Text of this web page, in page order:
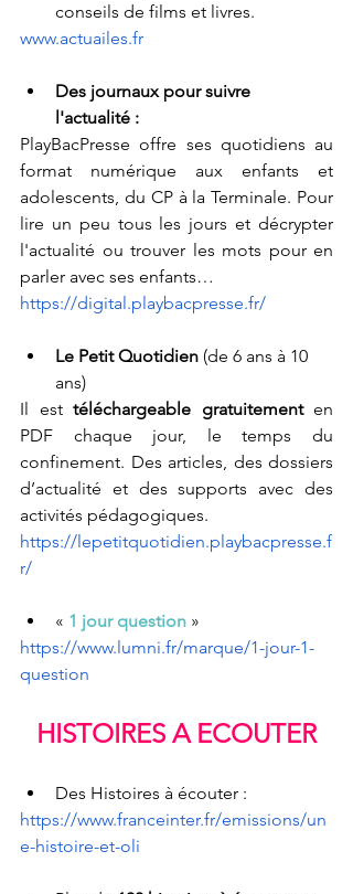
conseils de films et livres.
www.actuailes.fr
Des journaux pour suivre
l'actualité :
PlayBacPresse offre ses quotidiens au
format numérique aux enfants et
adolescents, du CP à la Terminale. Pour
lire un peu tous les jours et décrypter
l'actualité ou trouver les mots pour en
parler avec ses enfants…
https://digital.playbacpresse.fr/
Le Petit Quotidien (de 6 ans à 10
ans)
Il est téléchargeable gratuitement en
PDF chaque jour, le temps du
confinement. Des articles, des dossiers
d’actualité et des supports avec des
activités pédagogiques.
https://lepetitquotidien.playbacpresse.f
r/
« 1 jour question »
https://www.lumni.fr/marque/1-jour-1-
question
HISTOIRES A ECOUTER
Des Histoires à écouter :
https://www.franceinter.fr/emissions/un
e-histoire-et-oli